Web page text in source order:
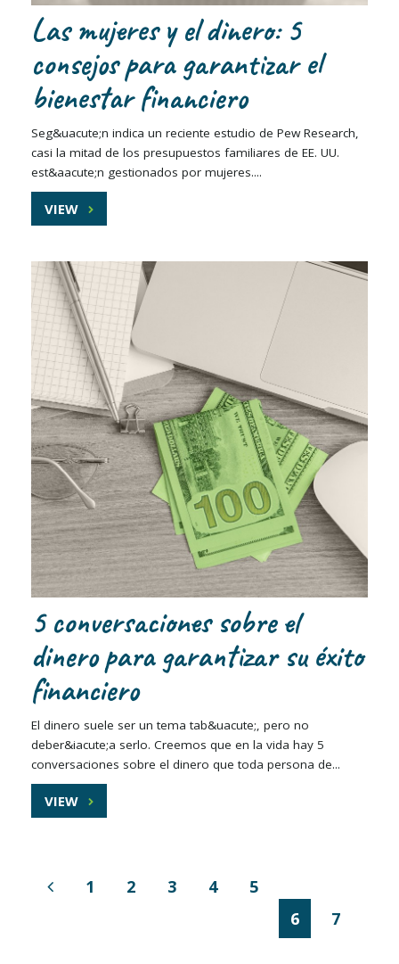
Las mujeres y el dinero: 5
consejos para garantizar el
bienestar financiero
Seg&uacute;n indica un reciente estudio de Pew Research,
casi la mitad de los presupuestos familiares de EE. UU.
est&aacute;n gestionados por mujeres....
VIEW
5 conversaciones sobre el
dinero para garantizar su éxito
financiero
El dinero suele ser un tema tab&uacute;, pero no
deber&iacute;a serlo. Creemos que en la vida hay 5
conversaciones sobre el dinero que toda persona de...
VIEW
Previous
1 2 3 4
5
6
7